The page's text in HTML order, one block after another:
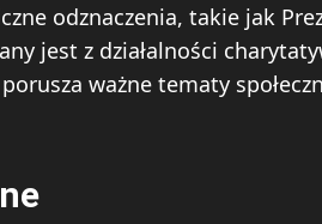
odznaczenia, takie jak
jest z działalności
ważne tematy